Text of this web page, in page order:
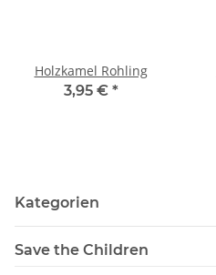
Holzkamel Rohling
3,95 € *
Kategorien
Save the Children